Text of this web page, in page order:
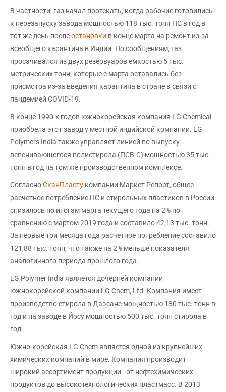
В частности, газ начал протекать, когда рабочие готовились
к перезапуску завода мощностью 118 тыс. тонн ПС в год в
тот же день послеостановки в конце марта на ремонт из-за
всеобщего карантина в Индии. По сообщениям, газ
просачивался из двух резервуаров емкостью 5 тыс.
метрических тонн, которые с марта оставались без
присмотра из-за введения карантина в стране в связи с
пандемией COVID-19.
В конце 1990-х годов южнокорейская компания LG Chemical
приобрела этот завод у местной индийской компании. LG
Polymers India также управляет линией по выпуску
вспенивающегося полистирола (ПСВ-С) мощностью 35 тыс.
тонн в год на том же производственном комплексе.
СогласноСканПласту компании Маркет Репорт, общее
расчетное потребление ПС и стирольных пластиков в России
снизилось по итогам марта текущего года на 2% по
сравнению с мартом 2019 года и составило 42,13 тыс. тонн.
За первые три месяца года расчетное потребление составило
121,88 тыс. тонн, что также на 2% меньше показателя
аналогичного периода прошлого года.
LG Polymer India является дочерней компании
южнокорейской компании LG Chem, Ltd. Компания имеет
производство стирола в Даэсане мощностью 180 тыс. тонн в
год и на заводе в Йосу мощностью 500 тыс. тонн стирола в
год.
Южно-корейская LG Chem является одной из крупнейших
химических компаний в мире. Компания производит
широкий ассортимент продукции - от нефтехимических
продуктов до высокотехнологических пластмасс. В 2013